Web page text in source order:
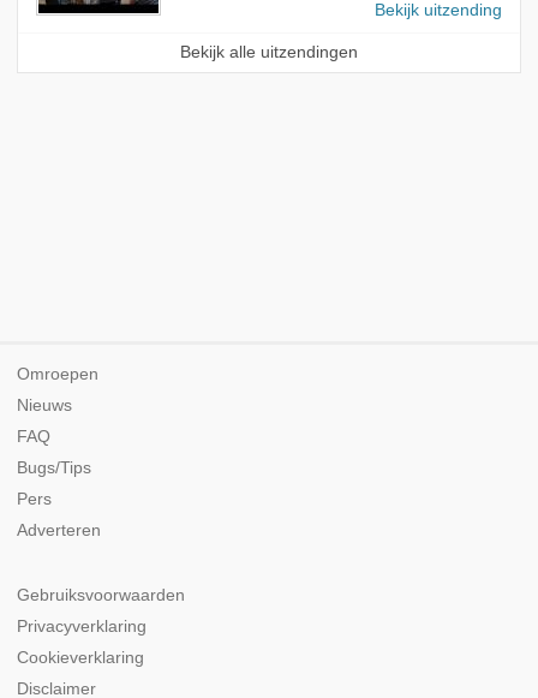
Bekijk uitzending
Bekijk alle uitzendingen
Omroepen
Nieuws
FAQ
Bugs/Tips
Pers
Adverteren
Gebruiksvoorwaarden
Privacyverklaring
Cookieverklaring
Disclaimer